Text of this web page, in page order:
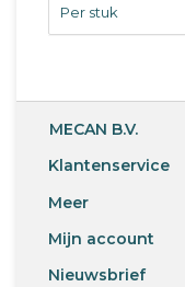
Per stuk
MECAN B.V.
Klantenservice
Meer
Mijn account
Nieuwsbrief